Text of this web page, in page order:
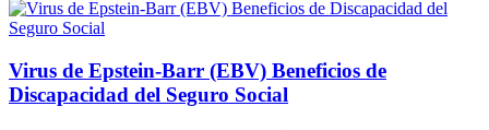
Virus de Epstein-Barr (EBV) Beneficios de
Discapacidad del Seguro Social